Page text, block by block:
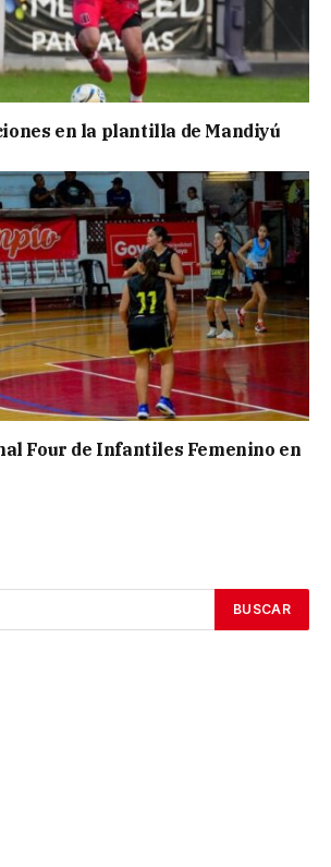
en la plantilla de Mandiyú
Four de Infantiles Femenino en